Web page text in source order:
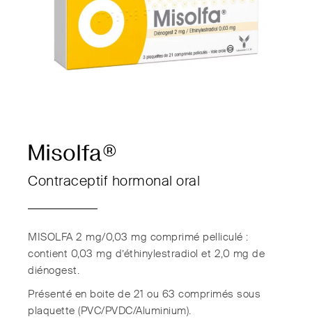
Misolfa®
Contraceptif hormonal oral
MISOLFA 2 mg/0,03 mg comprimé pelliculé :
contient 0,03 mg d’éthinylestradiol et 2,0 mg de
diénogest.
Présenté en boite de 21 ou 63 comprimés sous
plaquette (PVC/PVDC/Aluminium).